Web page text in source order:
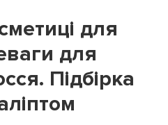
для
для
Підбірка